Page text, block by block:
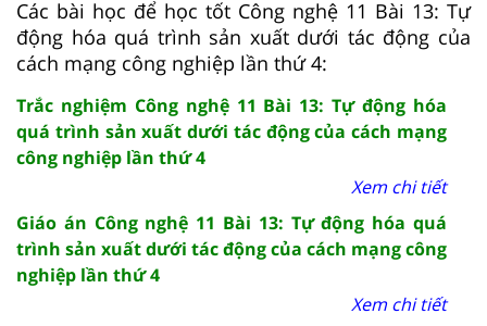
Các bài học để học tốt Công nghệ 11 Bài 13: Tự
động hóa quá trình sản xuất dưới tác động của
cách mạng công nghiệp lần thứ 4:
Trắc nghiệm Công nghệ 11 Bài 13: Tự động hóa
quá trình sản xuất dưới tác động của cách mạng
công nghiệp lần thứ 4
Xem chi tiết
Giáo án Công nghệ 11 Bài 13: Tự động hóa quá
trình sản xuất dưới tác động của cách mạng công
nghiệp lần thứ 4
Xem chi tiết